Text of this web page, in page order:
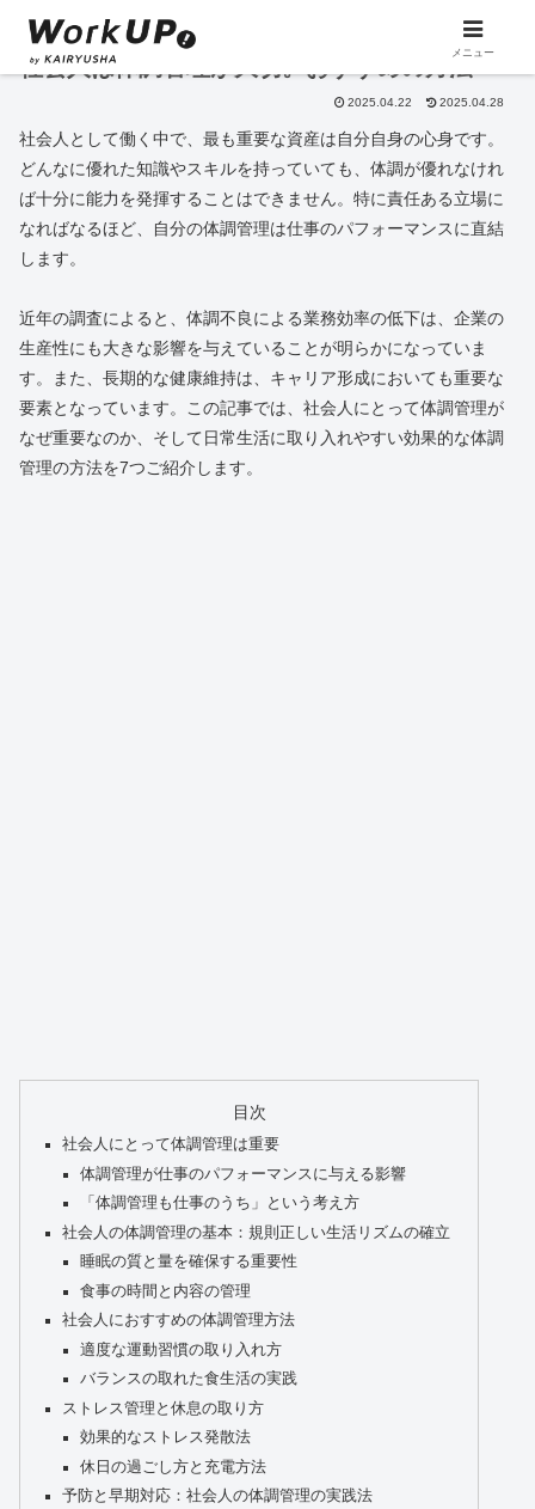
社会人は体調管理が大切。おすすめの方法
2025.04.22 2025.04.28
社会人として働く中で、最も重要な資産は自分自身の心身です。
どんなに優れた知識やスキルを持っていても、体調が優れなけれ
ば十分に能力を発揮することはできません。特に責任ある立場に
なればなるほど、自分の体調管理は仕事のパフォーマンスに直結
します。
近年の調査によると、体調不良による業務効率の低下は、企業の
生産性にも大きな影響を与えていることが明らかになっていま
す。また、長期的な健康維持は、キャリア形成においても重要な
要素となっています。この記事では、社会人にとって体調管理が
なぜ重要なのか、そして日常生活に取り入れやすい効果的な体調
管理の方法を7つご紹介します。
目次
社会人にとって体調管理は重要
体調管理が仕事のパフォーマンスに与える影響
「体調管理も仕事のうち」という考え方
社会人の体調管理の基本：規則正しい生活リズムの確立
睡眠の質と量を確保する重要性
食事の時間と内容の管理
社会人におすすめの体調管理方法
適度な運動習慣の取り入れ方
バランスの取れた食生活の実践
ストレス管理と休息の取り方
効果的なストレス発散法
休日の過ごし方と充電方法
予防と早期対応：社会人の体調管理の実践法
メニュー